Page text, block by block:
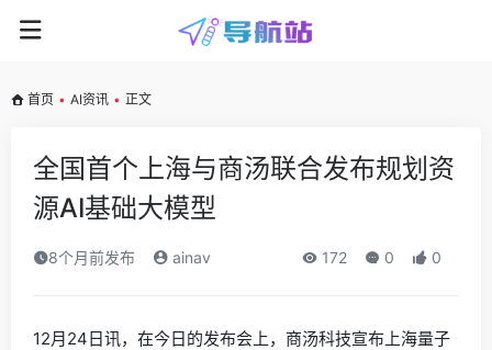
首页 • AI资讯 • 正文
全国首个上海与商汤联合发布规划资
源AI基础大模型
8个月前发布 ainav 172 0 0
12月24日讯，在今日的发布会上，商汤科技宣布上海量子